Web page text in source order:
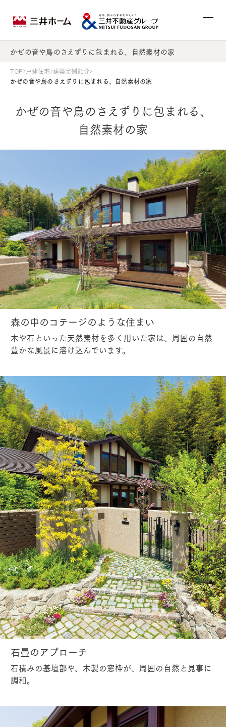
かぜの音や鳥のさえずりに包まれる、自然素材の家
TOP 戸建住宅 建築実例紹介
かぜの音や鳥のさえずりに包まれる、自然素材の家
かぜの音や鳥のさえずりに包まれる、
自然素材の家
森の中のコテージのような住まい
木や石といった天然素材を多く用いた家は、周囲の自然
豊かな風景に溶け込んでいます。
石畳のアプローチ
石積みの基壇部や、木製の窓枠が、周囲の自然と見事に
調和。